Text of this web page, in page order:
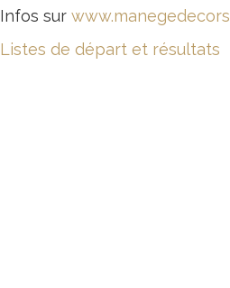
Infos sur
Listes de départ et résultats